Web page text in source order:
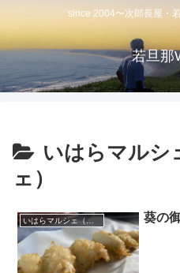
since 2004〜次郎長屋・
若旦那
いはらマルシ
ェ）
いはらマルシェ（庵原マルシェ） 葵の